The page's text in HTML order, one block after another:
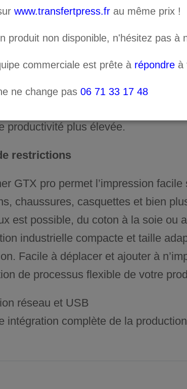
Installation et formation par un
technologie de capteur détecte, si
et d’assurer la qualité
productivité plus élevée.
restrictions
GTX pro permet l’impression
chaussures, casquettes et bien
est possible, du coton à la soie ou
industrielle compacte et taille
Facile à déplacer et ajouter à
de processus flexible de votre
réseau et USB
intégration complète de la
www.transfertpress.fr au même prix !
produit non disponible, n'hésitez pas à
commerciale est prête à répondre à
ne change pas 06 71 33 17 48